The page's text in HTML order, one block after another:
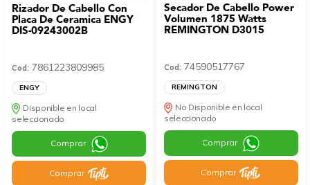
Rizador De Cabello Con
Placa De Ceramica ENGY
DIS-09243002B
Cod: 7861223809985
ENGY
Disponible en local
seleccionado
Comprar
Comprar
Secador De Cabello Power
Volumen 1875 Watts
REMINGTON D3015
Cod: 74590517767
REMINGTON
No Disponible en local
seleccionado
Comprar
Comprar